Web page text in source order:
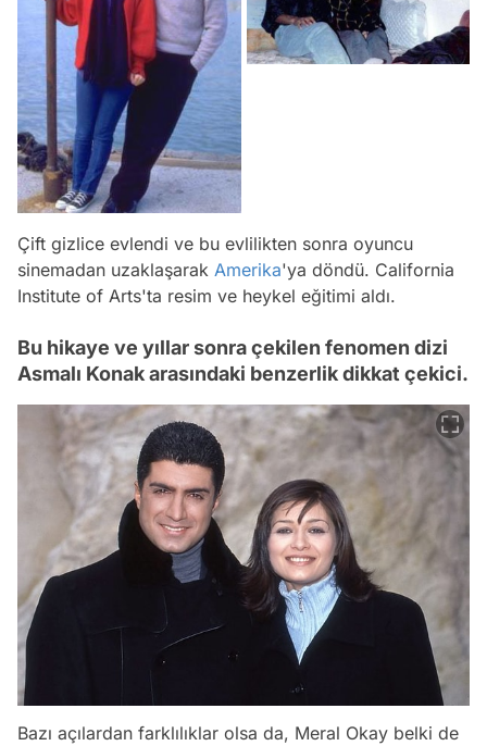
Çift gizlice evlendi ve bu evlilikten sonra oyuncu
sinemadan uzaklaşarak Amerika'ya döndü. California
Institute of Arts'ta resim ve heykel eğitimi aldı.
Bu hikaye ve yıllar sonra çekilen fenomen dizi
Asmalı Konak arasındaki benzerlik dikkat çekici.
Bazı açılardan farklılıklar olsa da, Meral Okay belki de